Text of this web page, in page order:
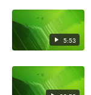
5:53